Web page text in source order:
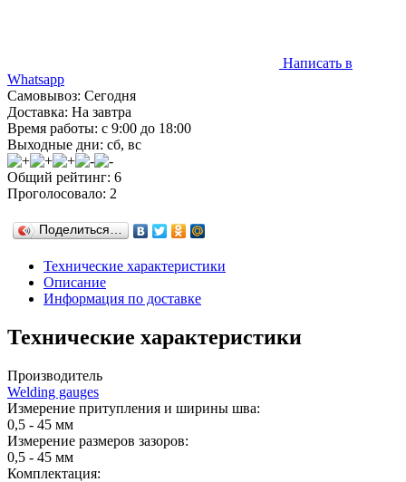
Написать в
Whatsapp
Самовывоз: Сегодня
Доставка: На завтра
Время работы: с 9:00 до 18:00
Выходные дни: сб, вс
Общий рейтинг: 6
Проголосовало: 2
Поделиться…
Технические характеристики
Описание
Информация по доставке
Технические характеристики
Производитель
Welding gauges
Измерение притупления и ширины шва:
0,5 - 45 мм
Измерение размеров зазоров:
0,5 - 45 мм
Комплектация: